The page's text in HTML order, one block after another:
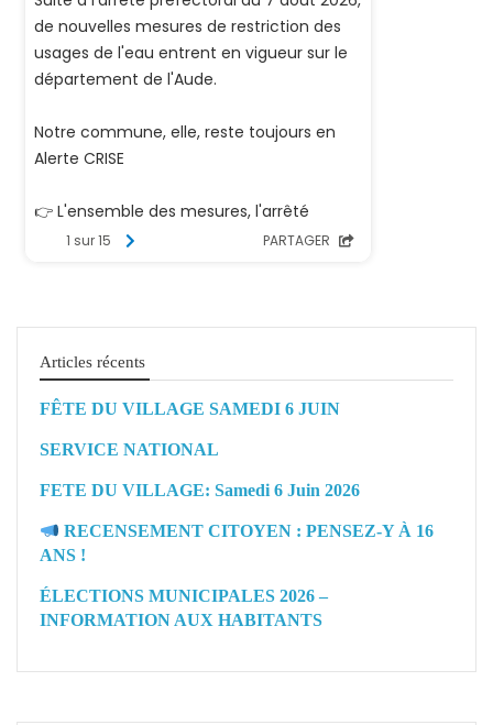
Articles récents
FÊTE DU VILLAGE SAMEDI 6 JUIN
SERVICE NATIONAL
FETE DU VILLAGE: Samedi 6 Juin 2026
RECENSEMENT CITOYEN : PENSEZ-Y À 16
ANS !
ÉLECTIONS MUNICIPALES 2026 –
INFORMATION AUX HABITANTS